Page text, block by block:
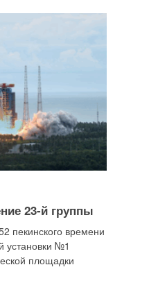
23-й группы
пекинского времени
установки №1
площадки